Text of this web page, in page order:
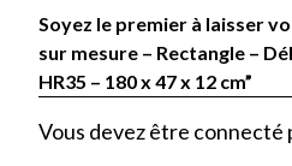
Soyez le premier à laisser
sur mesure – Rectangle –
HR35 – 180 x 47 x 12 cm”
Vous devez être connecté